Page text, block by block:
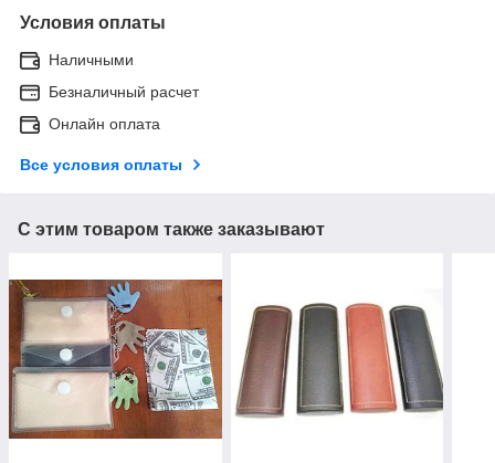
Условия оплаты
Наличными
Безналичный расчет
Онлайн оплата
Все условия оплаты
С этим товаром также заказывают